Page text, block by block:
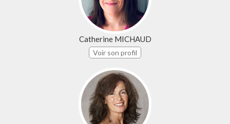
Catherine MICHAUD
Voir son profil